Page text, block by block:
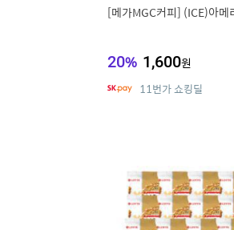
[메가MGC커피] (ICE)아메
20% 1,600원
11번가 쇼킹딜